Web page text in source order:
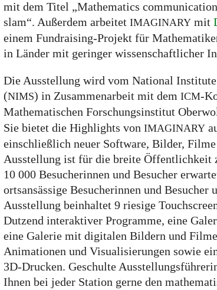
mit dem Titel „Mathematics
slam“. Außerdem arbeitet IMAGINARY mit
einem Fundraising-Projekt für
in Länder mit geringer wissenschaftlicher
Die Ausstellung wird vom National
(NIMS) in Zusammenarbeit mit dem ICM-
Mathematischen Forschungsinstitut
Sie bietet die Highlights von IMAGINARY
einschließlich neuer Software, Bilder,
Ausstellung ist für die breite Öffentlichkeit
10 000 Besucherinnen und Besucher
ortsansässige Besucherinnen und Besucher
Ausstellung beinhaltet 9 riesige
Dutzend interaktiver Programme, eine
eine Galerie mit digitalen Bildern und
Animationen und Visualisierungen sowie
3D-Drucken. Geschulte
Ihnen bei jeder Station gerne den